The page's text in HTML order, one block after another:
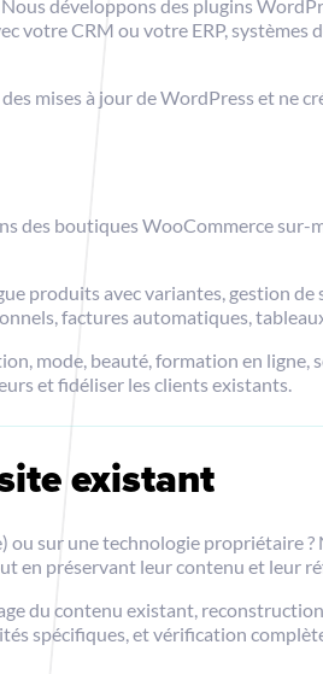
développons des plugins
votre CRM ou votre ERP, systèmes
mises à jour de WordPress et ne
des boutiques WooCommerce sur-
produits avec variantes, gestion de
factures automatiques,
mode, beauté, formation en ligne,
et fidéliser les clients existants.
existant
sur une technologie propriétaire
en préservant leur contenu et leur
du contenu existant,
spécifiques, et vérification